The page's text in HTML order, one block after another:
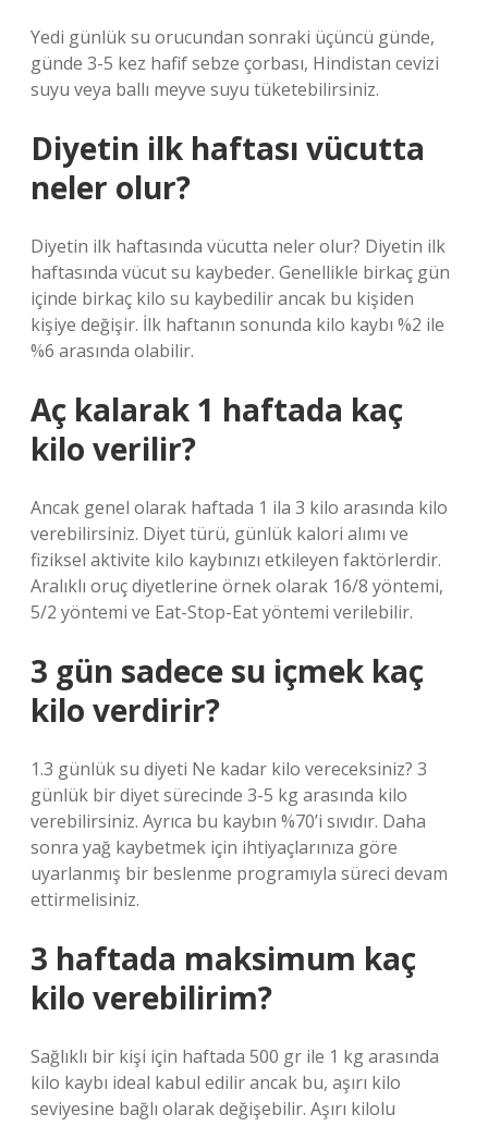
Yedi günlük su orucundan sonraki üçüncü günde,
günde 3-5 kez hafif sebze çorbası, Hindistan cevizi
suyu veya ballı meyve suyu tüketebilirsiniz.
Diyetin ilk haftası vücutta
neler olur?
Diyetin ilk haftasında vücutta neler olur? Diyetin ilk
haftasında vücut su kaybeder. Genellikle birkaç gün
içinde birkaç kilo su kaybedilir ancak bu kişiden
kişiye değişir. İlk haftanın sonunda kilo kaybı %2 ile
%6 arasında olabilir.
Aç kalarak 1 haftada kaç
kilo verilir?
Ancak genel olarak haftada 1 ila 3 kilo arasında kilo
verebilirsiniz. Diyet türü, günlük kalori alımı ve
fiziksel aktivite kilo kaybınızı etkileyen faktörlerdir.
Aralıklı oruç diyetlerine örnek olarak 16/8 yöntemi,
5/2 yöntemi ve Eat-Stop-Eat yöntemi verilebilir.
3 gün sadece su içmek kaç
kilo verdirir?
1.3 günlük su diyeti Ne kadar kilo vereceksiniz? 3
günlük bir diyet sürecinde 3-5 kg ​​arasında kilo
verebilirsiniz. Ayrıca bu kaybın %70’i sıvıdır. Daha
sonra yağ kaybetmek için ihtiyaçlarınıza göre
uyarlanmış bir beslenme programıyla süreci devam
ettirmelisiniz.
3 haftada maksimum kaç
kilo verebilirim?
Sağlıklı bir kişi için haftada 500 gr ile 1 kg arasında
kilo kaybı ideal kabul edilir ancak bu, aşırı kilo
seviyesine bağlı olarak değişebilir. Aşırı kilolu